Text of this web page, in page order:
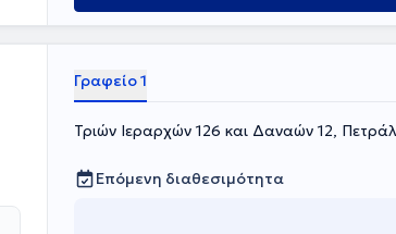
Γραφείο 1
Τριών Ιεραρχών 126 και Δαναών 12,
Επόμενη διαθεσιμότητα